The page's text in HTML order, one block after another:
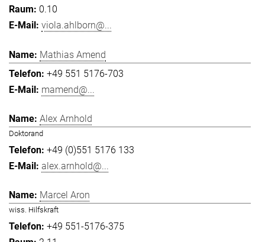
0.10
viola.ahlborn@...
Mathias Amend
+49 551 5176-703
mamend@...
Alex Arnhold
Doktorand
+49 (0)551 5176 133
alex.arnhold@...
Marcel Aron
wiss. Hilfskraft
+49 551-5176-375